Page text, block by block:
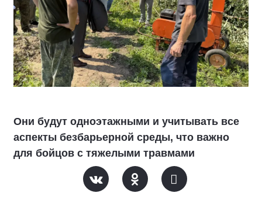
Они будут одноэтажными и учитывать все
аспекты безбарьерной среды, что важно
для бойцов с тяжелыми травмами